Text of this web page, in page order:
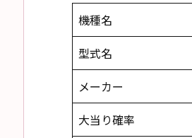
機種名
型式名
メーカー
大当り確率